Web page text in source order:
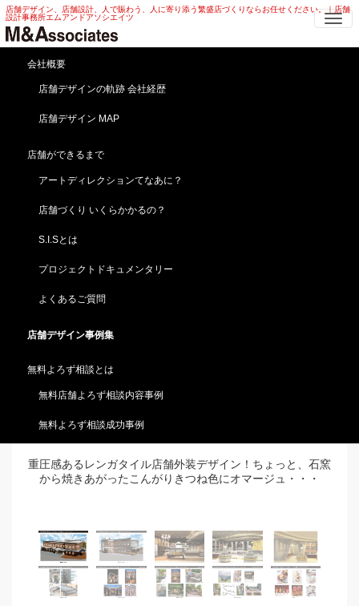
店舗デザイン、店舗設計、人で賑わう、人に寄り添う繁盛店づくりならお任せください。｜店舗
設計事務所エムアンドアソシエイツ
会社概要
店舗デザインの軌跡 会社経歴
店舗デザイン MAP
店舗ができるまで
アートディレクションてなあに？
店舗づくり いくらかかるの？
S.I.Sとは
プロジェクトドキュメンタリー
よくあるご質問
店舗デザイン事例集
無料よろず相談とは
無料店舗よろず相談内容事例
無料よろず相談成功事例
ベーカリー 店舗デザイン | 海外・
ソウル ベーカリー 店舗デザイン
HOME 店舗デザイン事例集
ー 店舗デザイン
［BONNE NOUVELLE］韓国／ソウル・ 炎の企画プ
ロジェクト
重圧感あるレンガタイル店舗外装デザイン！ちょっと、石窯
から焼きあがったこんがりきつね色にオマージュ・・・